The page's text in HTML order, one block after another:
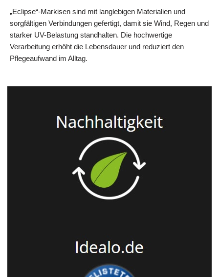
„Eclipse“-Markisen sind mit langlebigen Materialien und
sorgfältigen Verbindungen gefertigt, damit sie Wind, Regen und
starker UV-Belastung standhalten. Die hochwertige
Verarbeitung erhöht die Lebensdauer und reduziert den
Pflegeaufwand im Alltag.